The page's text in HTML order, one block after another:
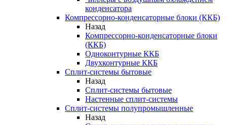
конденсатора
Компрессорно-конденсаторные блоки (ККБ)
Назад
Компрессорно-конденсаторные блоки
(ККБ)
Одноконтурные ККБ
Двухконтурные ККБ
Сплит-системы бытовые
Назад
Сплит-системы бытовые
Настенные сплит-системы
Сплит-системы полупромышленные
Назад